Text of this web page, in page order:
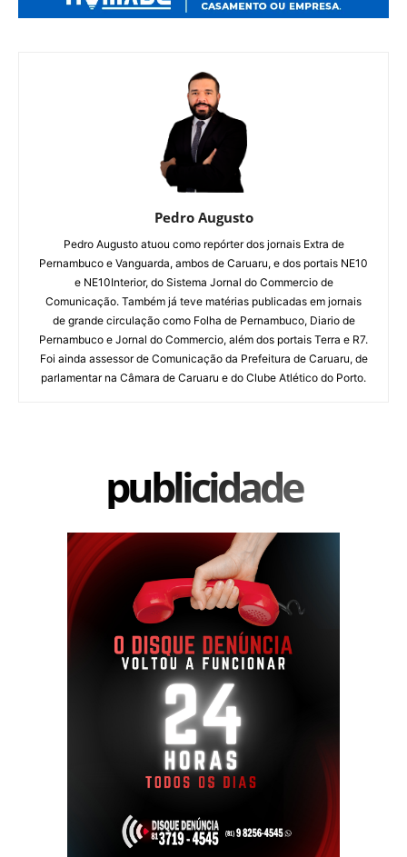
Pedro Augusto
Pedro Augusto atuou como repórter dos jornais Extra de
Pernambuco e Vanguarda, ambos de Caruaru, e dos portais NE10
e NE10Interior, do Sistema Jornal do Commercio de
Comunicação. Também já teve matérias publicadas em jornais
de grande circulação como Folha de Pernambuco, Diario de
Pernambuco e Jornal do Commercio, além dos portais Terra e R7.
Foi ainda assessor de Comunicação da Prefeitura de Caruaru, de
parlamentar na Câmara de Caruaru e do Clube Atlético do Porto.
publicidade